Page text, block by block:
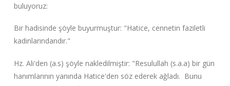
buluyoruz:
Bir hadisinde şöyle buyurmuştur: "Hatice, cennetin faziletli
kadınlarındandır."
Hz. Ali'den (a.s) şöyle nakledilmiştir: "Resulullah (s.a.a) bir gün
hanımlarının yanında Hatice'den söz ederek ağladı. Bunu